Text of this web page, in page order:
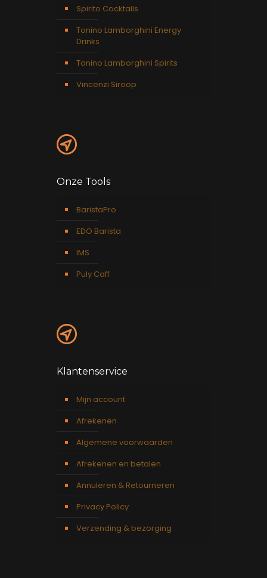
Spirito Cocktails
Tonino Lamborghini Energy
Drinks
Tonino Lamborghini Spirits
Vincenzi Siroop
Onze Tools
BaristaPro
EDO Barista
IMS
Puly Caff
Klantenservice
Mijn account
Afrekenen
Algemene voorwaarden
Afrekenen en betalen
Annuleren & Retourneren
Privacy Policy
Verzending & bezorging